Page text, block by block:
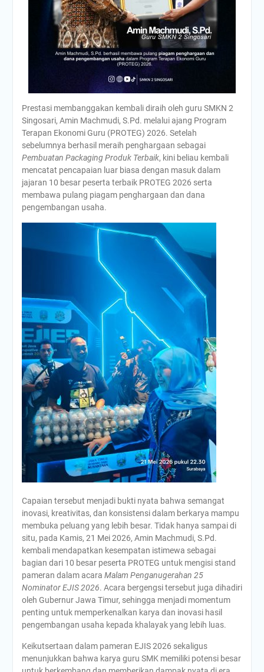
Prestasi membanggakan kembali diraih oleh guru SMKN 2
Singosari, Amin Machmudi, S.Pd. melalui ajang Program
Terapan Ekonomi Guru (PROTEG) 2026. Setelah
sebelumnya berhasil meraih penghargaan sebagai
Pembuatan Packaging Produk Terbaik, kini beliau kembali
mencatat pencapaian luar biasa dengan masuk dalam
jajaran 10 besar peserta terbaik PROTEG 2026 serta
membawa pulang piagam penghargaan dan dana
pengembangan usaha.
Capaian tersebut menjadi bukti nyata bahwa semangat
inovasi, kreativitas, dan konsistensi dalam berkarya mampu
membuka peluang yang lebih besar. Tidak hanya sampai di
situ, pada Kamis, 21 Mei 2026, Amin Machmudi, S.Pd.
kembali mendapatkan kesempatan istimewa sebagai
bagian dari 10 besar peserta PROTEG untuk mengisi stand
pameran dalam acara Malam Penganugerahan 25
Nominator EJIS 2026. Acara bergengsi tersebut juga dihadiri
oleh Gubernur Jawa Timur, sehingga menjadi momentum
penting untuk memperkenalkan karya dan inovasi hasil
pengembangan usaha kepada khalayak yang lebih luas.
Keikutsertaan dalam pameran EJIS 2026 sekaligus
menunjukkan bahwa karya guru SMK memiliki potensi besar